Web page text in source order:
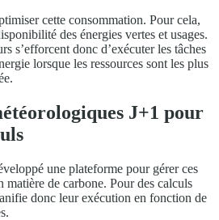
cette consommation. Pour cela,
des énergies vertes et usages.
s’efforcent donc d’exécuter les tâches
lorsque les ressources sont les plus
J+1 pour
une plateforme pour gérer ces
matière de carbone. Pour des calculs
donc leur exécution en fonction de